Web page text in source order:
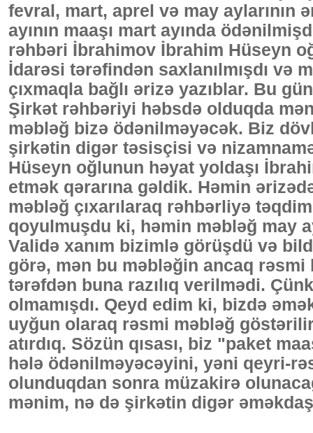
fevral, mart, aprel və may aylarının
ayının maaşı mart ayında
rəhbəri İbrahimov İbrahim Hüseyn
İdarəsi tərəfindən saxlanılmışdı və
çıxmaqla bağlı ərizə yazıblar. Bu
Şirkət rəhbəriyi həbsdə olduqda
məbləğ bizə ödənilməyəcək. Biz
şirkətin digər təsisçisi və
Hüseyn oğlunun həyat yoldaşı
etmək qərarına gəldik. Həmin
məbləğ çıxarılaraq rəhbərliyə
qoyulmuşdu ki, həmin məbləğ may
Validə xanım bizimlə görüşdü və
görə, mən bu məbləğin ancaq
tərəfdən buna razılıq verilmədi.
olmamışdı. Qeyd edim ki, bizdə
uyğun olaraq rəsmi məbləğ
atırdıq. Sözün qısası, biz "paket
hələ ödənilməyəcəyini, yəni qeyri-
olunduqdan sonra müzakirə
mənim, nə də şirkətin digər